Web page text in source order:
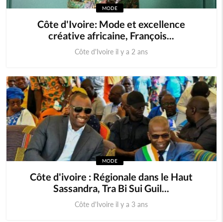
Cameroun Cap-Vert
Congo (RDC)
Ethiopie Gambie
Ghana Guinée
Guinée Bissau Guinnée Equatorial
Madagascar
MODE
Côte d'Ivoire: Mode et excellence
créative africaine, François...
Côte d'Ivoire il y a 2 ans
MODE
Côte d'ivoire : Régionale dans le Haut
Sassandra, Tra Bi Sui Guil...
Côte d'Ivoire il y a 3 ans